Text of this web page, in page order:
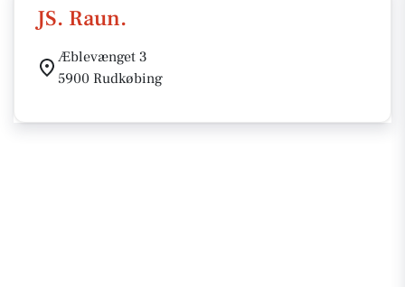
JS. Raun.
Æblevænget 3
5900 Rudkøbing